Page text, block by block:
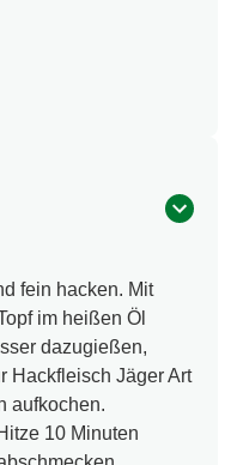
fein hacken. Mit
im heißen Öl
dazugießen,
Hackfleisch Jäger Art
aufkochen.
10 Minuten